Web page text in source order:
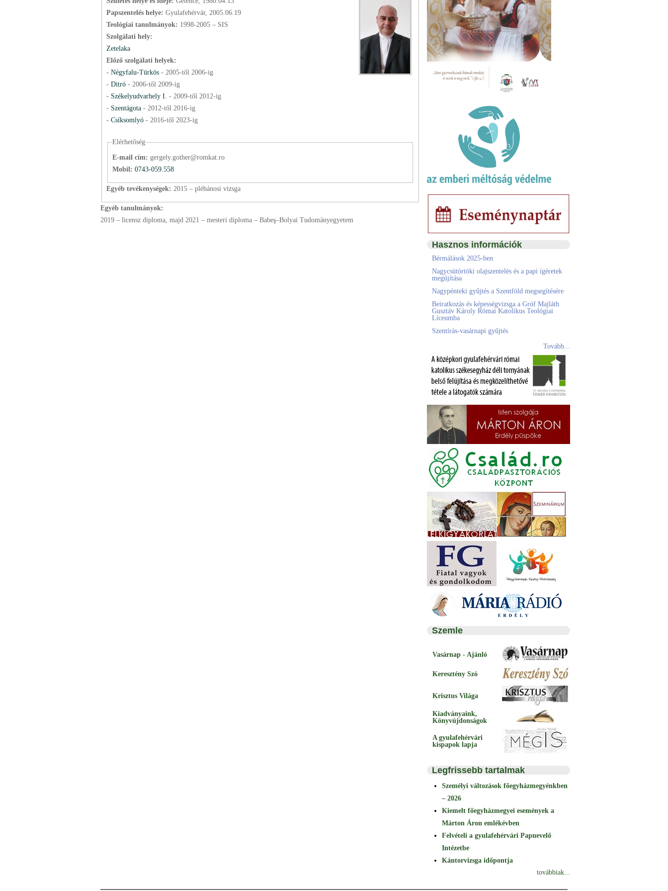
Papszentelés helye: Gyulafehérvár, 2005.06.19
Teológiai tanulmányok: 1998-2005 – SIS
Szolgálati hely:
Zetelaka
Előző szolgálati helyek:
- Négyfalu-Türkös- 2005-től 2006-ig
- Ditró - 2006-től 2009-ig
- Székelyudvarhely I. - 2009-től 2012-ig
- Szentágota - 2012-től 2016-ig
- Csíksomlyó - 2016-től 2023-ig
Elérhetőség
E-mail cím: gergely.gother@romkat.ro
Mobil: 0743-059.558
Egyéb tevékenységek: 2015 – plébánosi vizsga
Egyéb tanulmányok:
2019 – licensz diploma, majd 2021 – mesteri diploma – Babeş–Bolyai Tudományegyetem
Hasznos információk
Bérmálások 2025-ben
Nagycsütörtöki olajszentelés és a papi ígéretek
megújítása
Nagypénteki gyűjtés a Szentföld megsegítésére
Beiratkozás és képességvizsga a Gróf Majláth
Gusztáv Károly Római Katolikus Teológiai
Líceumba
Szentírás-vasárnapi gyűjtés
Tovább...
Szemle
Vasárnap - Ajánló
Keresztény Szó
Krisztus Világa
Kiadványaink,
Könyvújdonságok
A gyulafehérvári
kispapok lapja
Legfrissebb tartalmak
Személyi változások főegyházmegyénkben
– 2026
Kiemelt főegyházmegyei események a
Márton Áron emlékévben
Felvételi a gyulafehérvári Papnevelő
Intézetbe
Kántorvizsga időpontja
továbbiak...